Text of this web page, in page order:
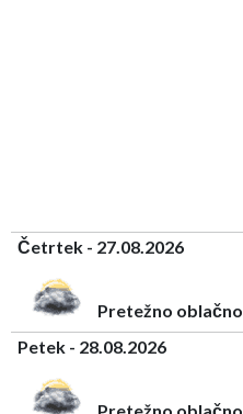
Četrtek - 27.08.2026
Pretežno oblačno
Petek - 28.08.2026